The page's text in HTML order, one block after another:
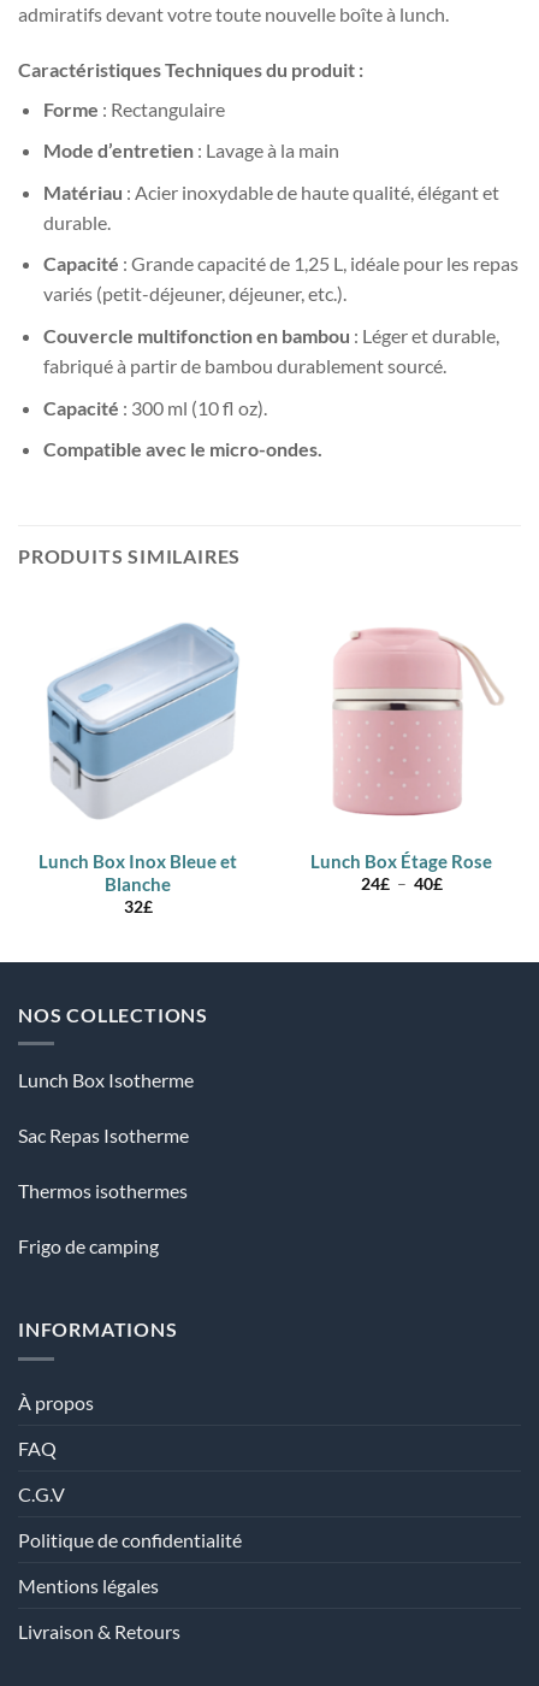
admiratifs devant votre toute nouvelle boîte à lunch.
Caractéristiques Techniques du produit :
Forme : Rectangulaire
Mode d’entretien: Lavage à la main
Matériau : Acier inoxydable de haute qualité, élégant et
durable.
Capacité : Grande capacité de 1,25 L, idéale pour les repas
variés (petit-déjeuner, déjeuner, etc.).
Couvercle multifonction en bambou : Léger et durable,
fabriqué à partir de bambou durablement sourcé.
Capacité : 300 ml (10 fl oz).
Compatible avec le micro-ondes.
PRODUITS SIMILAIRES
Lunch Box Inox Bleue et
Blanche
32£
Lunch Box Étage Rose
24£ – 40£Plage
40£
NOS COLLECTIONS
Lunch Box Isotherme
Sac Repas Isotherme
Thermos isothermes
Frigo de camping
INFORMATIONS
À propos
FAQ
C.G.V
Politique de confidentialité
Mentions légales
Livraison & Retours